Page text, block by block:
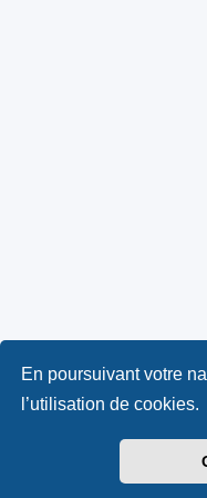
En poursuivant votre
l’utilisation de cookies.